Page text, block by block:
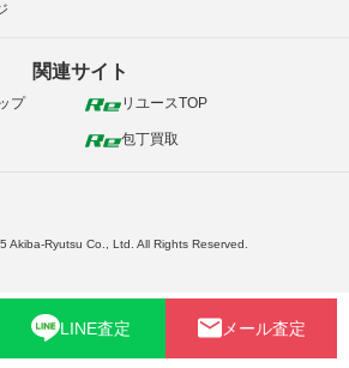
関連サイト
プ リユースTOP
包丁買取
Akiba-Ryutsu Co., Ltd. All Rights Reserved.
LINE査定 メール査定